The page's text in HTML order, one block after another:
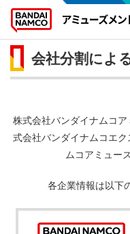
会社分割によ
株式会社バンダイナムコア
式会社バンダイナムコエ
ムコアミュー
各企業情報は以下